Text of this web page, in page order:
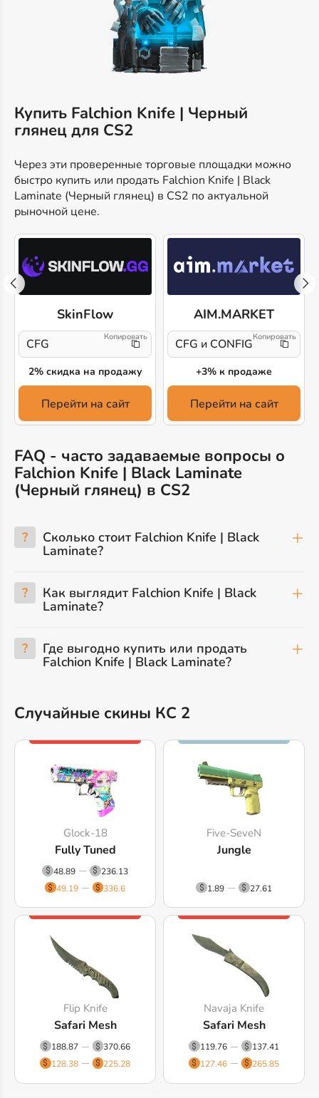
Купить Falchion Knife | Черный
глянец для CS2
Через эти проверенные торговые площадки можно
быстро купить или продать Falchion Knife | Black
Laminate (Черный глянец) в CS2 по актуальной
рыночной цене.
SkinFlow
CFG
2% скидка на продажу
Перейти на сайт
AIM.MARKET
CFG и CONFIG
+3% к продаже
Перейти на сайт
FAQ - часто задаваемые вопросы о
Falchion Knife | Black Laminate
(Черный глянец) в CS2
? Сколько стоит Falchion Knife | Black
Laminate?
? Как выглядит Falchion Knife | Black
Laminate?
? Где выгодно купить или продать
Falchion Knife | Black Laminate?
Случайные скины КС 2
Glock-18
Fully Tuned
48.89
236.13
49.19
336.6
Five-SeveN
Jungle
1.89 27.61
Flip Knife
Safari Mesh
188.87
370.66
128.38
225.28
Navaja Knife
Safari Mesh
119.76
137.41
127.46
265.85